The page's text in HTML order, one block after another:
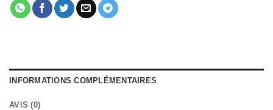
INFORMATIONS COMPLÉMENTAIRES
AVIS (0)